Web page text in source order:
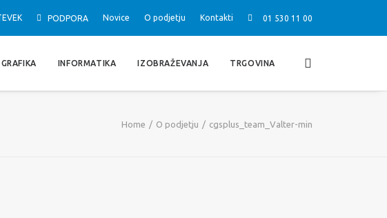
PODPORA Novice O podjetju Kontakti 01 530 11 00
GRAFIKA INFORMATIKA IZOBRAŽEVANJA TRGOVINA
Home O podjetju cgsplus_team_Valter-min